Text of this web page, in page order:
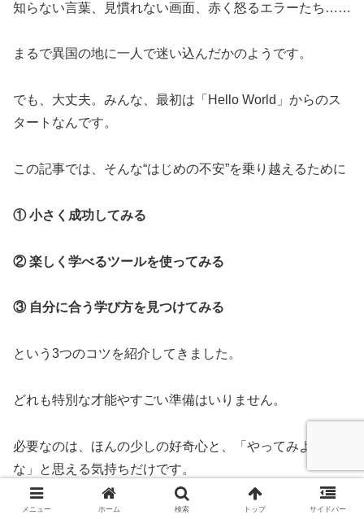
知らない言葉、見慣れない画面、赤く怒るエラーたち……
まるで異国の地に一人で迷い込んだかのようです。
でも、大丈夫。みんな、最初は「Hello World」からのス
タートなんです。
この記事では、そんな“はじめの不安”を乗り越えるために
① 小さく成功してみる
② 楽しく学べるツールを使ってみる
③ 自分に合う学び方を見つけてみる
という3つのコツを紹介してきました。
どれも特別な才能やすごい準備はいりません。
必要なのは、ほんの少しの好奇心と、「やってみようか
な」と思える気持ちだけです。
最初の3歩が踏み出せたら、景色は少しずつ変わっていき
メニュー ホーム 検索 トップ サイドバー